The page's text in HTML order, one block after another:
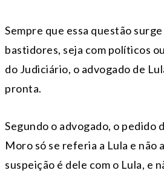
Sempre que essa questão
bastidores, seja com políticos
do Judiciário, o advogado de
pronta.
Segundo o advogado, o pedido
Moro só se referia a Lula e não
suspeição é dele com o Lula, e